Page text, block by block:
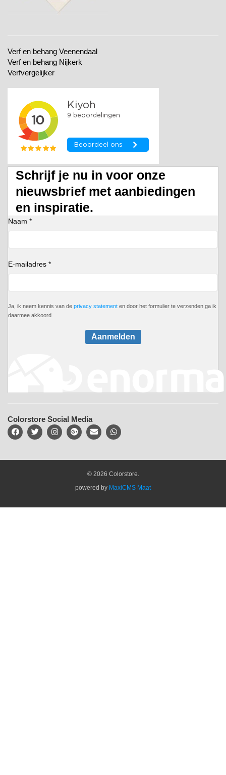
Verf en behang Veenendaal
Verf en behang Nijkerk
Verfvergelijker
Schrijf je nu in voor onze
nieuwsbrief met aanbiedingen
en inspiratie.
Naam *
E-mailadres *
Ja, ik neem kennis van de privacy statement en door het formulier te verzenden ga ik
daarmee akkoord
Aanmelden
Colorstore Social Media
© 2026 Colorstore.
powered by MaxiCMS Maat